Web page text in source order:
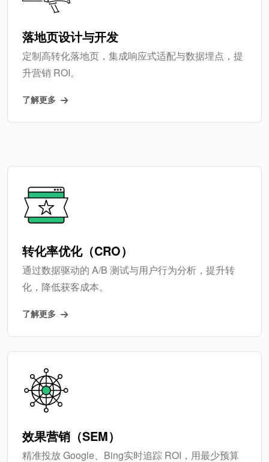
落地页设计与开发
定制高转化落地页，集成响应式适配与数据埋点，提
升营销 ROI。
了解更多
转化率优化（CRO）
通过数据驱动的 A/B 测试与用户行为分析，提升转
化，降低获客成本。
了解更多
效果营销（SEM）
精准投放 Google、Bing实时追踪 ROI，用最少预算